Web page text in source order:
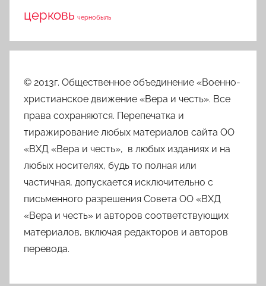
церковь чернобыль
© 2013г. Общественное объединение «Военно-
христианское движение «Вера и честь». Все
права сохраняются. Перепечатка и
тиражирование любых материалов сайта ОО
«ВХД «Вера и честь», в любых изданиях и на
любых носителях, будь то полная или
частичная, допускается исключительно с
письменного разрешения Совета ОО «ВХД
«Вера и честь» и авторов соответствующих
материалов, включая редакторов и авторов
перевода.